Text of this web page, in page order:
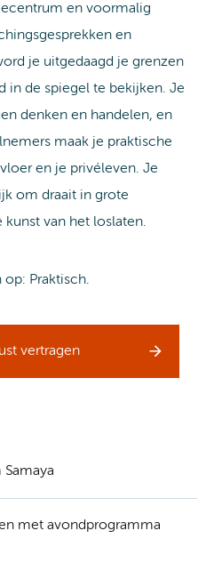
en voormalig
en
je uitgedaagd je grenzen
in de spiegel te bekijken. Je
denken en handelen, en
maak je praktische
en je privéleven. Je
om draait in grote
kunst van het loslaten.
Praktisch.
vertragen
met avondprogramma